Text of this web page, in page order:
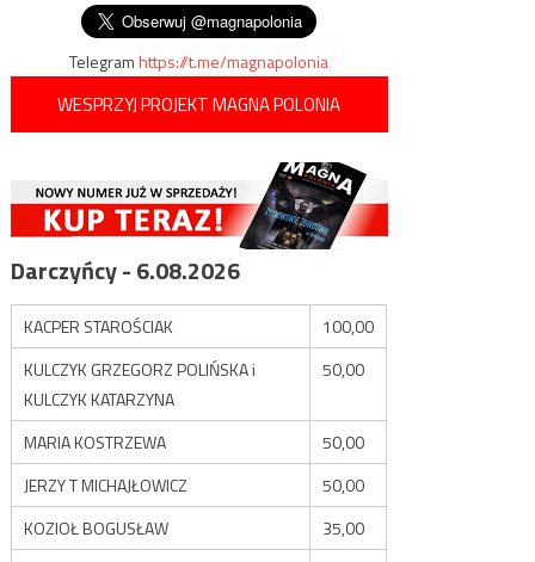
Telegramhttps://t.me/magnapolonia
WESPRZYJ PROJEKT MAGNA POLONIA
Darczyńcy - 6.08.2026
KACPER STAROŚCIAK
100,00
KULCZYK GRZEGORZ POLIŃSKA i
KULCZYK KATARZYNA
50,00
MARIA KOSTRZEWA
50,00
JERZY T MICHAJŁOWICZ
50,00
KOZIOŁ BOGUSŁAW
35,00